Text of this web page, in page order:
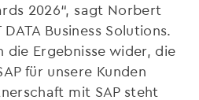
2026“, sagt Norbert
Business Solutions.
die Ergebnisse wider, die
für unsere Kunden
mit SAP steht